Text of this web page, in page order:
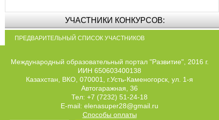
УЧАСТНИКИ КОНКУРСОВ:
ПРЕДВАРИТЕЛЬНЫЙ СПИСОК УЧАСТНИКОВ
Международный образовательный портал "Развитие", 2016 г.
ИИН 650603400138
Казахстан, ВКО, 070001, г.Усть-Каменогорск, ул. 1-я
Автогаражная, 36
Тел: +7 (7232) 51-24-18
E-mail: elenasuper28@gmail.ru
Способы оплаты